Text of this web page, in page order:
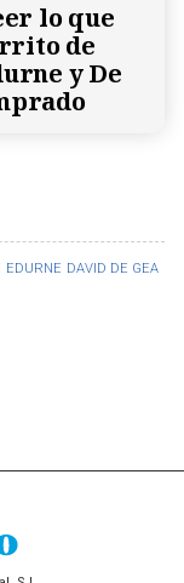
EDURNE DAVID DE GEA
lo que
de
y De